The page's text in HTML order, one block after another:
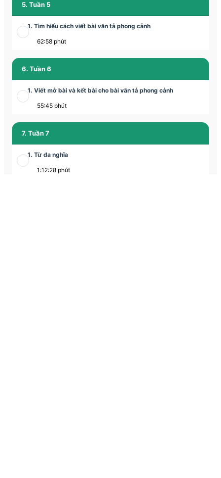
5. Tuần 5
1. Tìm hiểu cách viết bài văn tả phong cảnh
62:58 phút
6. Tuần 6
1. Viết mở bài và kết bài cho bài văn tả phong cảnh
55:45 phút
7. Tuần 7
1. Từ đa nghĩa
1:12:28 phút